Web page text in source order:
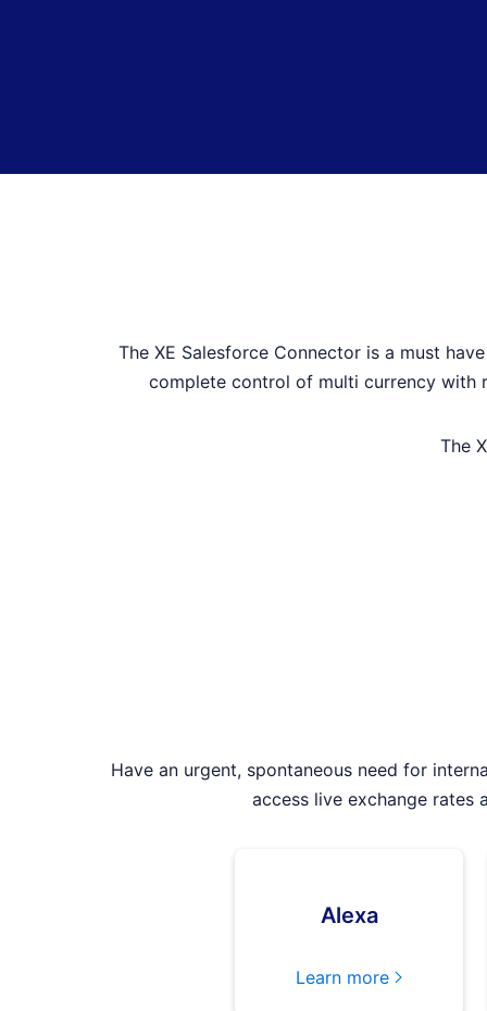
The XE Salesforce Connector is a must
complete control of multi currency with
The
Have an urgent, spontaneous need for
access live exchange rates
Alexa
Learn more